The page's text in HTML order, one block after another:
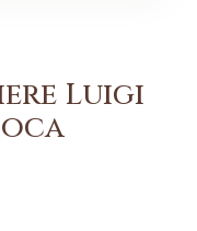
Luigi